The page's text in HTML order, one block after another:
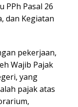
PPh Pasal 26
dan Kegiatan
pekerjaan,
Wajib Pajak
yang
pajak atas